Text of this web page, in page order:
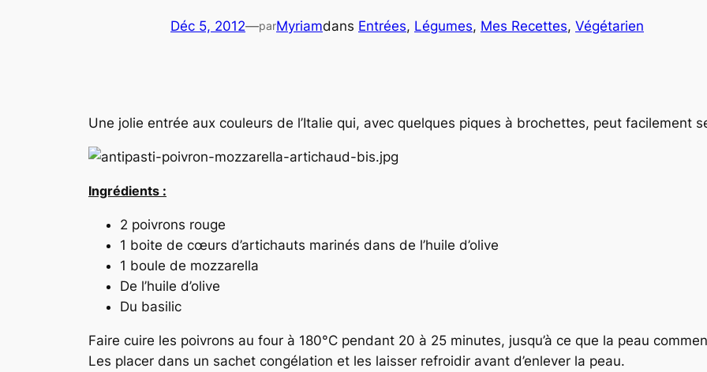
Déc 5, 2012—parMyriamdans Entrées, Légumes, Mes Recettes, Végétarien
Une jolie entrée aux couleurs de l’Italie qui, avec quelques piques à brochettes, peut facilement
Ingrédients :
2 poivrons rouge
1 boite de cœurs d’artichauts marinés dans de l’huile d’olive
1 boule de mozzarella
De l’huile d’olive
Du basilic
Faire cuire les poivrons au four à 180°C pendant 20 à 25 minutes, jusqu’à ce que la peau
Les placer dans un sachet congélation et les laisser refroidir avant d’enlever la peau.